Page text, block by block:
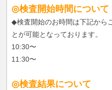
◎検査開始時間について
◆検査開始のお時間は下記から
とが可能となっております。
10:30〜
11:30〜
◎検査結果について